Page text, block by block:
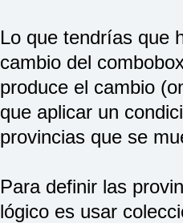
Lo que tendrías que
cambio del
produce el cambio
que aplicar un
provincias que se
Para definir las
lógico es usar